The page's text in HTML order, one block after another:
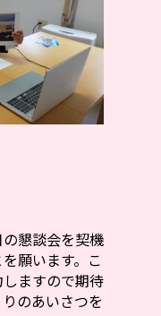
懇談会を契機
願います。こ
ますので期待
のあいさつを